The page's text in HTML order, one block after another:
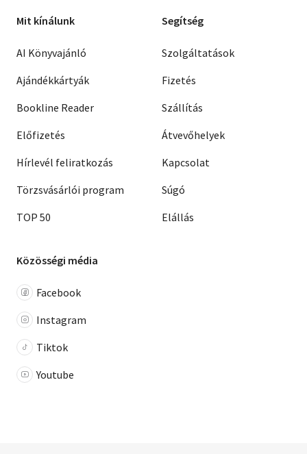
Mit kínálunk
AI Könyvajánló
Ajándékkártyák
Bookline Reader
Előfizetés
Hírlevél feliratkozás
Törzsvásárlói program
TOP 50
Segítség
Szolgáltatások
Fizetés
Szállítás
Átvevőhelyek
Kapcsolat
Súgó
Elállás
Közösségi média
Facebook
Instagram
Tiktok
Youtube